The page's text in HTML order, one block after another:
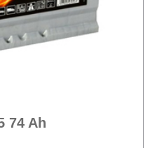
74 Ah